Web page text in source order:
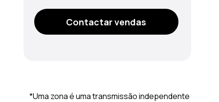
*Uma zona é uma transmissão independente
Contactar vendas